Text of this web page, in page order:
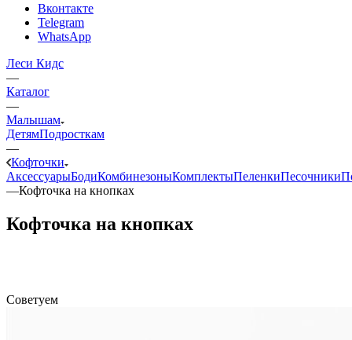
Вконтакте
Telegram
WhatsApp
Леси Кидс
—
Каталог
—
Малышам
ДетямПодросткам
—
Кофточки
АксессуарыБодиКомбинезоныКомплектыПеленкиПесочники
—Кофточка на кнопках
Кофточка на кнопках
Советуем